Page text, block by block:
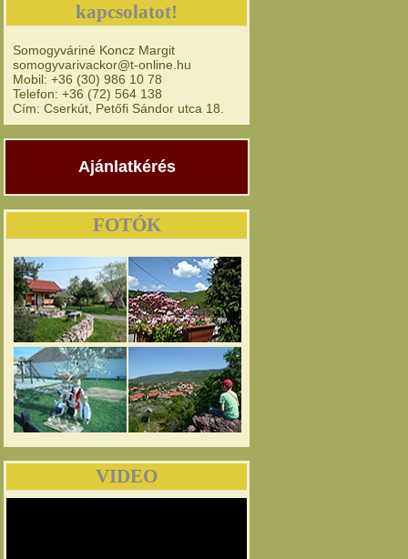
kapcsolatot!
Somogyváriné Koncz Margit
somogyvarivackor@t-online.hu
Mobil: +36 (30) 986 10 78
Telefon: +36 (72) 564 138
Cím: Cserkút, Petőfi Sándor utca 18.
Ajánlatkérés
FOTÓK
VIDEO